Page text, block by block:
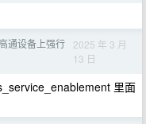
通设备上强行
2025 年 3 月
13 日
里面